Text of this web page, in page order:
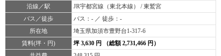
沿線／駅
JR宇都宮線（東北本線） / 東鷲宮
バス／徒歩
バス：- ／ 徒歩：-
所在地
埼玉県加須市豊野台1-317-6
賃料(坪・円)
坪 3,630 円 （総額 2,731,466 円）